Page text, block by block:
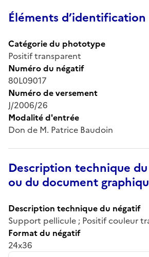
Éléments d’identification
Catégorie du phototype
Positif transparent
Numéro du négatif
80L09017
Numéro de versement
J/2006/26
Modalité d'entrée
Don de M. Patrice Baudoin
Description technique
ou du document
Description technique du négatif
Support pellicule ; Positif couleur
Format du négatif
24x36